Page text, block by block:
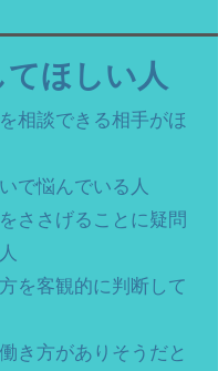
ほしい人
相談できる相手がほ
で悩んでいる人
ささげることに疑問
を客観的に判断して
き方がありそうだと